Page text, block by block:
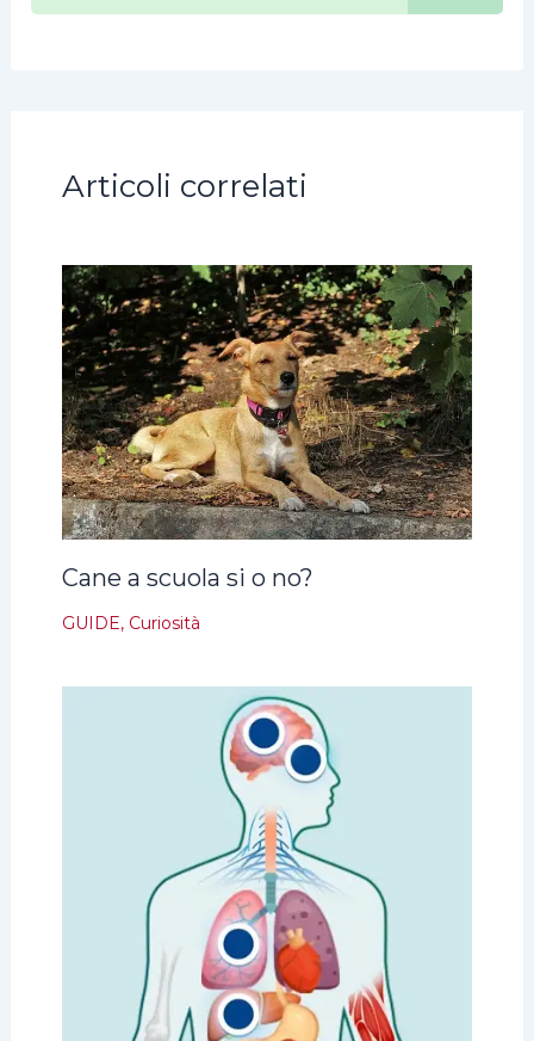
Articoli correlati
Cane a scuola si o no?
GUIDE, Curiosità